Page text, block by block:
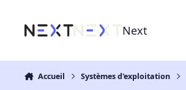
Next
Accueil Systèmes d'exploitation